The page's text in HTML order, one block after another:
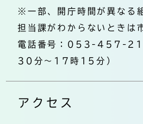
※一部、開庁時間が異なる
担当課がわからないとき
電話番号：053-457-
30分～17時15分）
アクセス